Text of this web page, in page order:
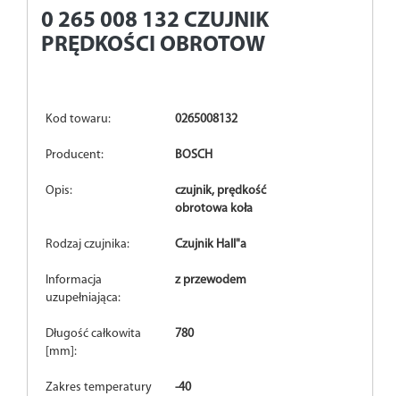
0 265 008 132 CZUJNIK
PRĘDKOŚCI OBROTOW
Kod towaru: 0265008132
Producent: BOSCH
Opis:
czujnik, prędkość
obrotowa koła
Rodzaj czujnika: Czujnik Hall"a
Informacja
uzupełniająca:
z przewodem
Długość całkowita
[mm]:
780
Zakres temperatury
-40